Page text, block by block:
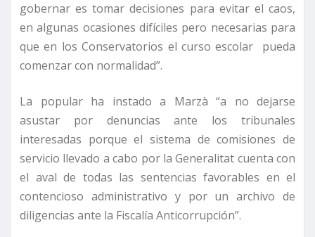
gobernar es tomar decisiones para evitar el caos,
en algunas ocasiones difíciles pero necesarias para
que en los Conservatorios el curso escolar pueda
comenzar con normalidad”.
La popular ha instado a Marzà “a no dejarse
asustar por denuncias ante los tribunales
interesadas porque el sistema de comisiones de
servicio llevado a cabo por la Generalitat cuenta con
el aval de todas las sentencias favorables en el
contencioso administrativo y por un archivo de
diligencias ante la Fiscalía Anticorrupción”.